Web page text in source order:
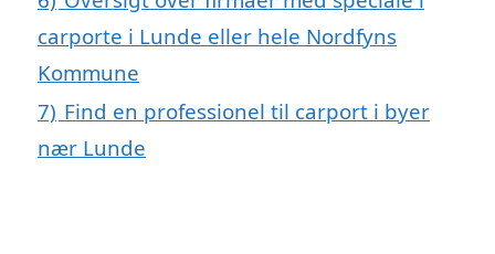
carporte i Lunde eller hele Nordfyns
Kommune
7) Find en professionel til carport i byer
nær Lunde